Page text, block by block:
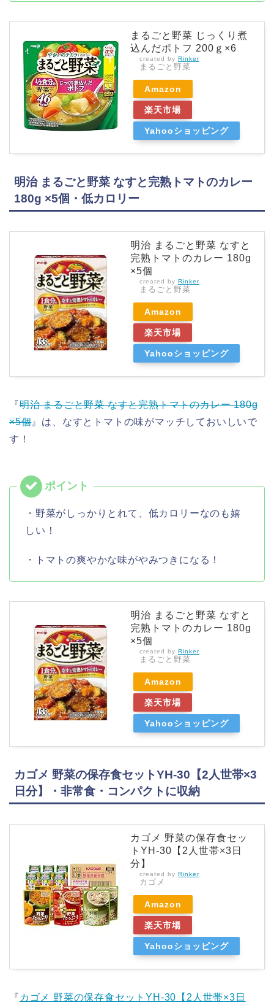
まるごと野菜 じっくり煮
込んだポトフ 200ｇ×6
created by Rinker
まるごと野菜
Amazon
楽天市場
Yahooショッピング
明治 まるごと野菜 なすと完熟トマトのカレー
180g ×5個・低カロリー
明治 まるごと野菜 なすと
完熟トマトのカレー 180g
×5個
created by Rinker
まるごと野菜
Amazon
楽天市場
Yahooショッピング
『明治 まるごと野菜 なすと完熟トマトのカレー 180g
×5個』は、なすとトマトの味がマッチしておいしいで
す！
・野菜がしっかりとれて、低カロリーなのも嬉
しい！
・トマトの爽やかな味がやみつきになる！
明治 まるごと野菜 なすと
完熟トマトのカレー 180g
×5個
created by Rinker
まるごと野菜
Amazon
楽天市場
Yahooショッピング
カゴメ 野菜の保存食セットYH-30【2人世帯×3
日分】・非常食・コンパクトに収納
カゴメ 野菜の保存食セッ
トYH-30【2人世帯×3日
分】
created by Rinker
カゴメ
Amazon
楽天市場
Yahooショッピング
『 カゴメ 野菜の保存食セットYH-30【2人世帯×3日